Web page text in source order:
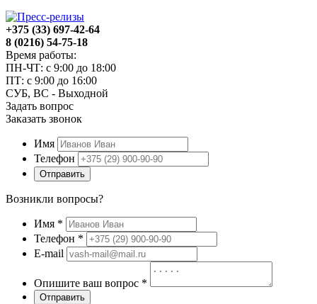
+375 (33) 697-42-64
8 (0216) 54-75-18
Время работы:
ПН-ЧТ: с 9:00 до 18:00
ПТ: с 9:00 до 16:00
СУБ, ВС - Выходной
Задать вопрос
Заказать звонок
Имя
Телефон
Отправить
Возникли вопросы?
Имя *
Телефон *
E-mail
Опишите ваш вопрос *
Отправить